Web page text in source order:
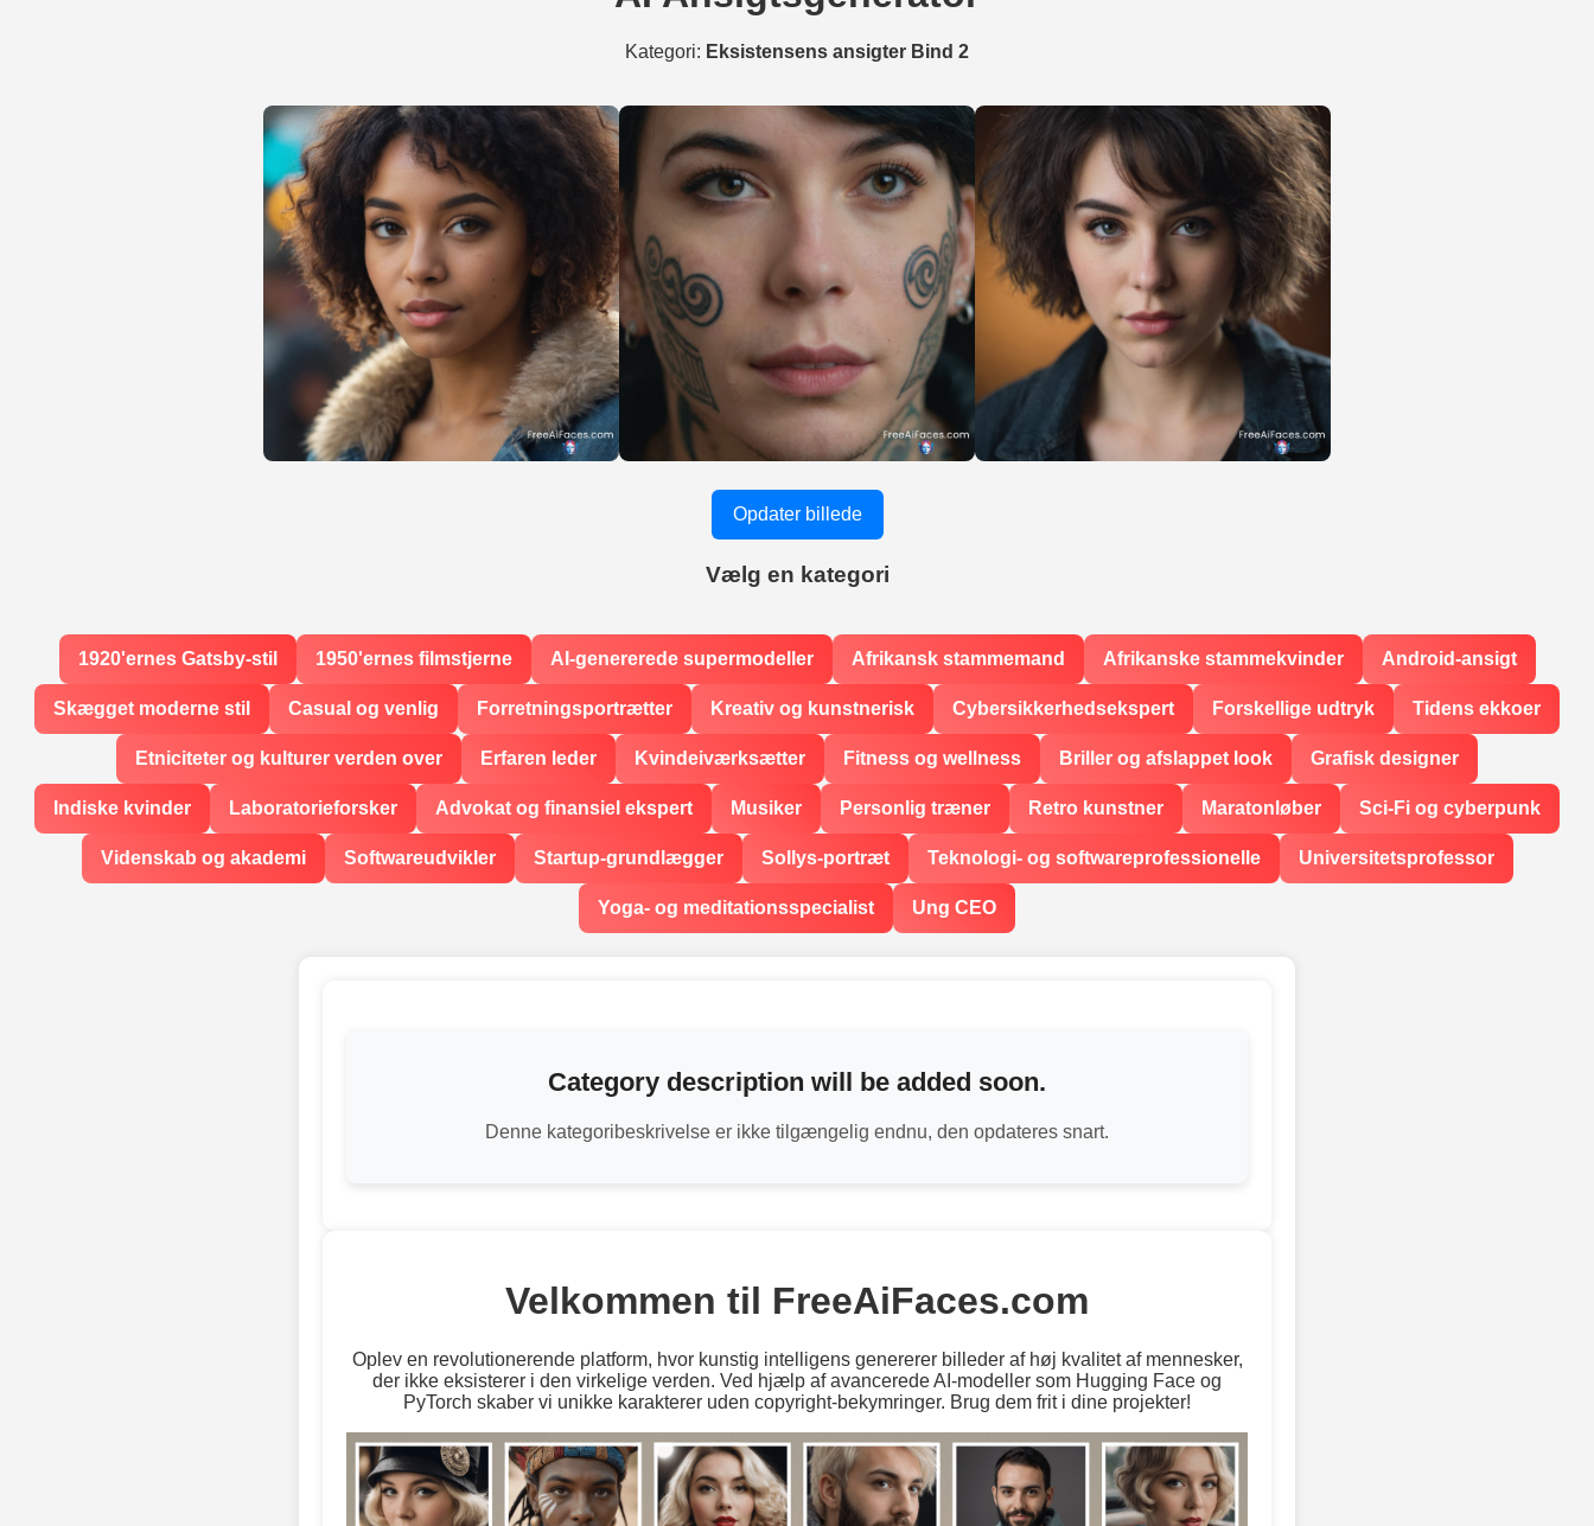
Kategori: Eksistensens ansigter Bind 2
Opdater billede
Vælg en kategori
1920'ernes Gatsby-stil 1950'ernes filmstjerne AI-genererede supermodeller Afrikansk stammemand Afrikanske stammekvinder Android-ansigt
Skægget moderne stil Casual og venlig Forretningsportrætter Kreativ og kunstnerisk Cybersikkerhedsekspert Forskellige udtryk Tidens ekkoer
Etniciteter og kulturer verden over Erfaren leder Kvindeiværksætter Fitness og wellness Briller og afslappet look Grafisk designer
Indiske kvinder Laboratorieforsker Advokat og finansiel ekspert Musiker Personlig træner Retro kunstner Maratonløber Sci-Fi og cyberpunk
Videnskab og akademi Softwareudvikler Startup-grundlægger Sollys-portræt Teknologi- og softwareprofessionelle Universitetsprofessor
Yoga- og meditationsspecialist Ung CEO
Category description will be added soon.
Denne kategoribeskrivelse er ikke tilgængelig endnu, den opdateres snart.
Velkommen til FreeAiFaces.com
Oplev en revolutionerende platform, hvor kunstig intelligens genererer billeder af høj kvalitet af mennesker,
der ikke eksisterer i den virkelige verden. Ved hjælp af avancerede AI-modeller som Hugging Face og
PyTorch skaber vi unikke karakterer uden copyright-bekymringer. Brug dem frit i dine projekter!